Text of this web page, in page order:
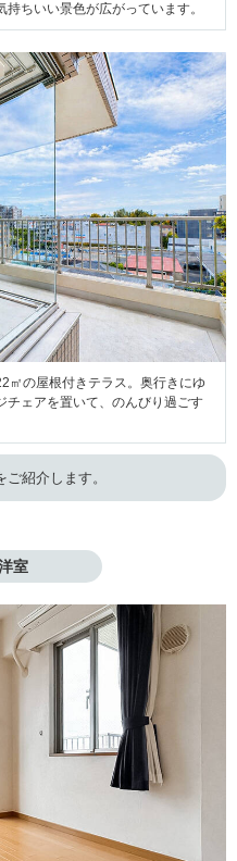
ちいい景色が広がっています。
㎡の屋根付きテラス。奥行きにゆ
チェアを置いて、のんびり過ごす
紹介します。
室